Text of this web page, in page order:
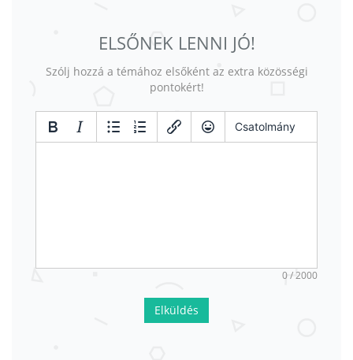
ELSŐNEK LENNI JÓ!
Szólj hozzá a témához elsőként az extra közösségi
pontokért!
Csatolmány
0 / 2000
Elküldés